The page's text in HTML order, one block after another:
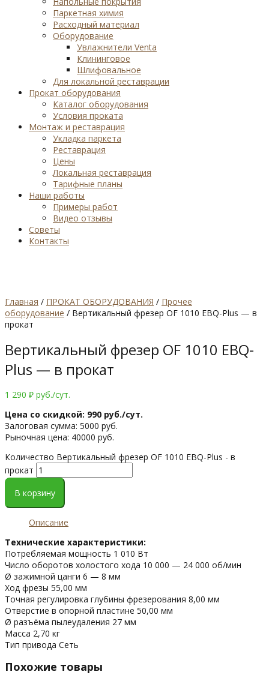
Паркетная химия
Расходный материал
Оборудование
Увлажнители Venta
Клининговое
Шлифовальное
Для локальной реставрации
Прокат оборудования
Каталог оборудования
Условия проката
Монтаж и реставрация
Укладка паркета
Реставрация
Цены
Локальная реставрация
Тарифные планы
Наши работы
Примеры работ
Видео отзывы
Советы
Контакты
Главная / ПРОКАТ ОБОРУДОВАНИЯ / Прочее
оборудование / Вертикальный фрезер OF 1010 EBQ-Plus — в
прокат
Вертикальный фрезер OF 1010 EBQ-
Plus — в прокат
1 290 ₽ руб./сут.
Цена со скидкой: 990 руб./сут.
Залоговая сумма: 5000 руб.
Рыночная цена: 40000 руб.
Количество Вертикальный фрезер OF 1010 EBQ-Plus - в
прокат
В корзину
Описание
Технические характеристики:
Потребляемая мощность 1 010 Вт
Число оборотов холостого хода 10 000 — 24 000 об/мин
Ø зажимной цанги 6 — 8 мм
Ход фрезы 55,00 мм
Точная регулировка глубины фрезерования 8,00 мм
Отверстие в опорной пластине 50,00 мм
Ø разъёма пылеудаления 27 мм
Масса 2,70 кг
Тип привода Сеть
Похожие товары